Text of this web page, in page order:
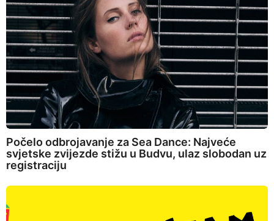
Počelo odbrojavanje za Sea Dance: Najveće
svjetske zvijezde stižu u Budvu, ulaz slobodan uz
registraciju